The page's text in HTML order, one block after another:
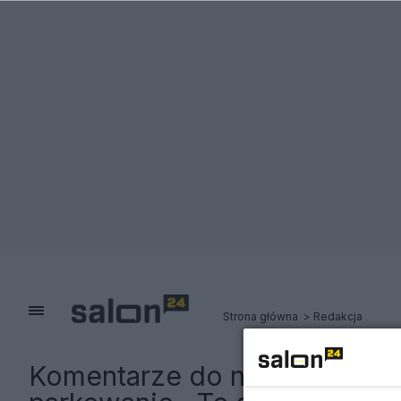
Strona główna Redakcja
Komentarze do notki: